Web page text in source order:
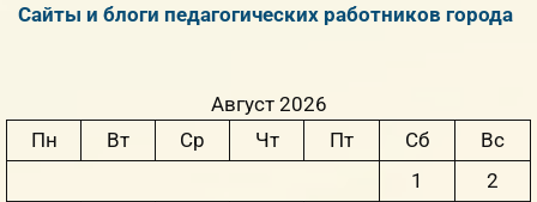
Сайты и блоги педагогических работников города
Август 2026
Пн
Вт Ср Чт Пт Сб
Вс
1
2